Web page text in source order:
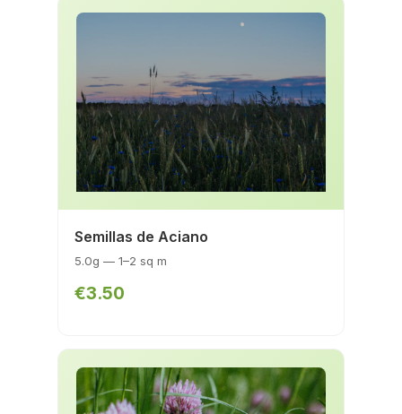
Semillas de Aciano
5.0g — 1–2 sq m
€3.50